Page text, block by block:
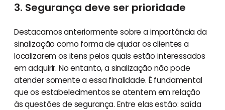
3. Segurança deve ser prioridade
Destacamos anteriormente sobre a importância da
sinalização como forma de ajudar os clientes a
localizarem os itens pelos quais estão interessados
em adquirir. No entanto, a sinalização não pode
atender somente a essa finalidade. É fundamental
que os estabelecimentos se atentem em relação
às questões de segurança. Entre elas estão: saída